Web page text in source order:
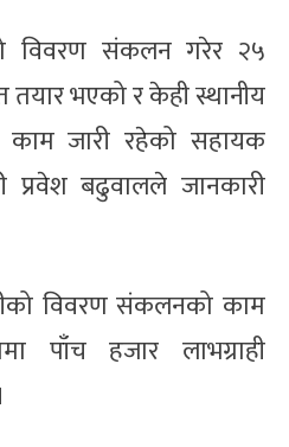
विवरण संकलन गरेर २५
तयार भएको र केही स्थानीय
जारी रहेको सहायक
प्रवेश बढुवालले जानकारी
विवरण संकलनको काम
पाँच हजार लाभग्राही